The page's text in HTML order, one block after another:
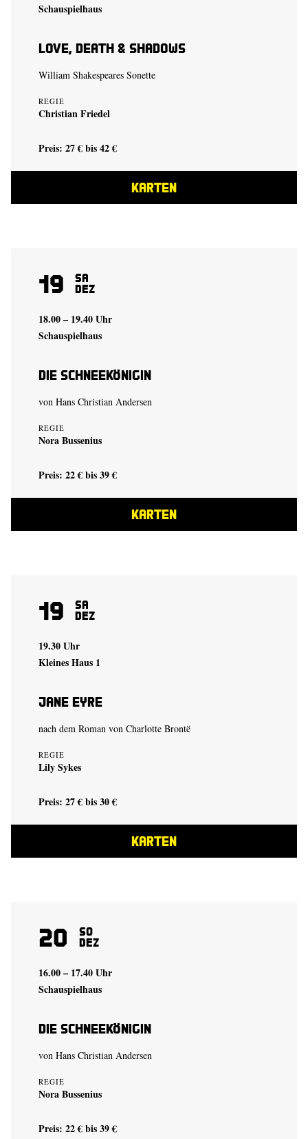
Schauspielhaus
Love, Death & Shadows
William Shakespeares Sonette
REGIE
Christian Friedel
Preis: 27 € bis 42 €
KARTEN
19 Sa
Dez
18.00 – 19.40 Uhr
Schauspielhaus
Die Schneekönigin
von Hans Christian Andersen
REGIE
Nora Bussenius
Preis: 22 € bis 39 €
KARTEN
19 Sa
Dez
19.30 Uhr
Kleines Haus 1
Jane Eyre
nach dem Roman von Charlotte Brontë
REGIE
Lily Sykes
Preis: 27 € bis 30 €
KARTEN
20 So
Dez
16.00 – 17.40 Uhr
Schauspielhaus
Die Schneekönigin
von Hans Christian Andersen
REGIE
Nora Bussenius
Preis: 22 € bis 39 €